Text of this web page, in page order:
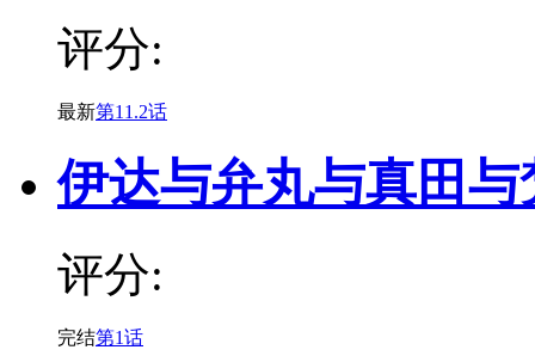
评分:
最新第11.2话
伊达与弁丸与真田与
评分:
完结第1话